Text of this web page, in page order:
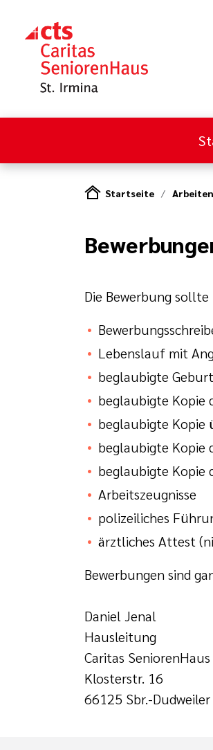
Startseite
Die Bewerbung
Lebenslauf mit
beglaubigte
beglaubigte Kopie
beglaubigte Kopie
beglaubigte Kopie
beglaubigte Kopie
Arbeitszeugnisse
polizeiliches
ärztliches Attest
Bewerbungen sind
Daniel Jenal
Hausleitung
Caritas
Klosterstr. 16
66125 Sbr.-Dudweiler